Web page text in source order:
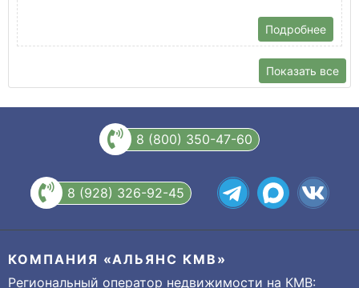
Подробнее
Показать все
8 (800) 350-47-60
8 (928) 326-92-45
КОМПАНИЯ «АЛЬЯНС КМВ»
Региональный оператор недвижимости на КМВ: